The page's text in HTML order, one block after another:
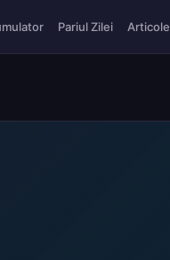
Pariul Zilei Articole